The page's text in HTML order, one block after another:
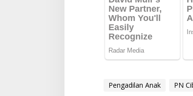
Pengadilan Anak PN